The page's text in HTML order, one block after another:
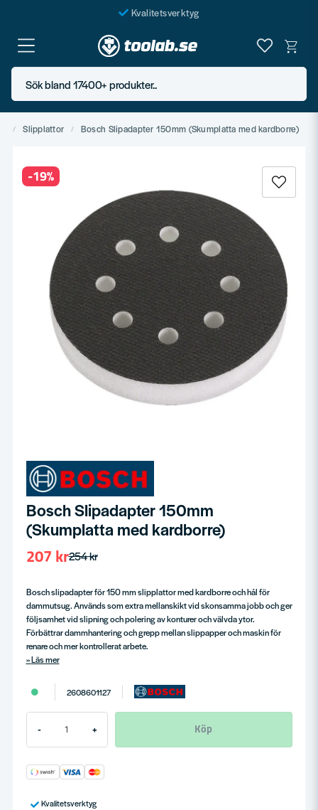
Kvalitetsverktyg
Fraktfritt över 999 SEK*
En järnhandel för alla
Butik i Göteborg
Sök bland 17400+ produkter..
Slipplattor Bosch Slipadapter 150mm (Skumplatta med kardborre)
-19%
Bosch Slipadapter 150mm
(Skumplatta med kardborre)
254 kr
207 kr
Bosch slipadapter för 150 mm slipplattor med kardborre och hål för
dammutsug. Används som extra mellanskikt vid skonsamma jobb och ger
följsamhet vid slipning och polering av konturer och välvda ytor.
Förbättrar dammhantering och grepp mellan slippapper och maskin för
renare och mer kontrollerat arbete.
Läs mer
2608601127
- + Köp
Kvalitetsverktyg